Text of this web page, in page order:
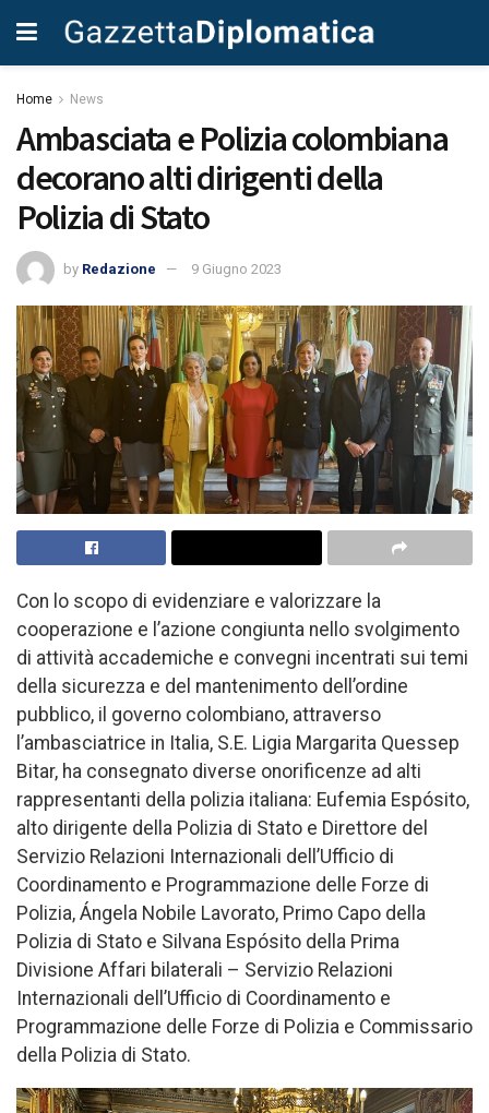
Home News
Ambasciata e Polizia colombiana
decorano alti dirigenti della
Polizia di Stato
by Redazione 9 Giugno 2023
Con lo scopo di evidenziare e valorizzare la
cooperazione e l’azione congiunta nello svolgimento
di attività accademiche e convegni incentrati sui temi
della sicurezza e del mantenimento dell’ordine
pubblico, il governo colombiano, attraverso
l’ambasciatrice in Italia, S.E. Ligia Margarita Quessep
Bitar, ha consegnato diverse onorificenze ad alti
rappresentanti della polizia italiana: Eufemia Espósito,
alto dirigente della Polizia di Stato e Direttore del
Servizio Relazioni Internazionali dell’Ufficio di
Coordinamento e Programmazione delle Forze di
Polizia, Ángela Nobile Lavorato, Primo Capo della
Polizia di Stato e Silvana Espósito della Prima
Divisione Affari bilaterali – Servizio Relazioni
Internazionali dell’Ufficio di Coordinamento e
Programmazione delle Forze di Polizia e Commissario
della Polizia di Stato.